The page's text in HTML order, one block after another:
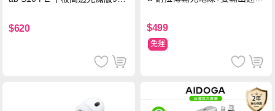
$620 $499
免運